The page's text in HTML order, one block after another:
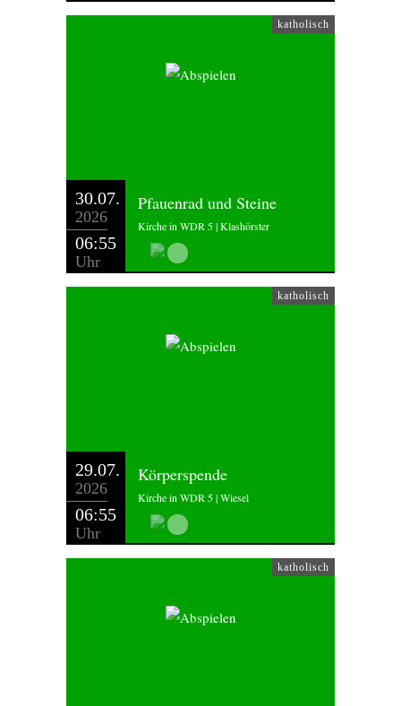
katholisch
30.07.
2026
06:55
Uhr
Pfauenrad und Steine
Kirche in WDR 5 | Klashörster
katholisch
29.07.
2026
06:55
Uhr
Körperspende
Kirche in WDR 5 | Wiesel
katholisch